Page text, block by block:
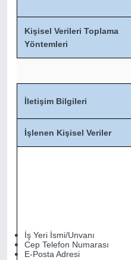
Kişisel Verileri Toplama
Yöntemleri
İletişim Bilgileri
İşlenen Kişisel Veriler
İş Yeri İsmi/Unvanı
Cep Telefon Numarası
E-Posta Adresi